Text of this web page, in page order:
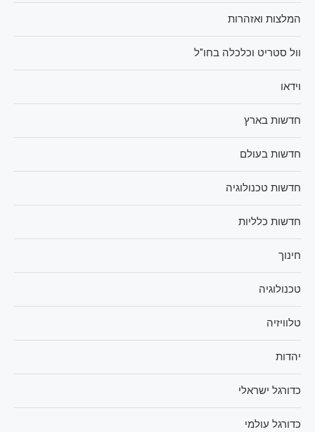
המלצות ואזהרות
וול סטריט וכלכלה בחו"ל
וידאו
חדשות בארץ
חדשות בעולם
חדשות טכנולוגיה
חדשות כלליות
חינוך
טכנולוגיה
טלוויזיה
יהדות
כדורגל ישראלי
כדורגל עולמי